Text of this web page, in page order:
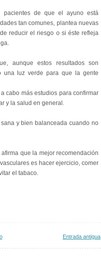
pacientes de que el ayuno está
tan comunes, plantea nuevas
reducir el riesgo o si éste refleja
aunque estos resultados son
una luz verde para que la gente
cabo más estudios para confirmar
y la salud en general.
y bien balanceada cuando no
que la mejor recomendación
es hacer ejercicio, comer
el tabaco.
Entrada antigua